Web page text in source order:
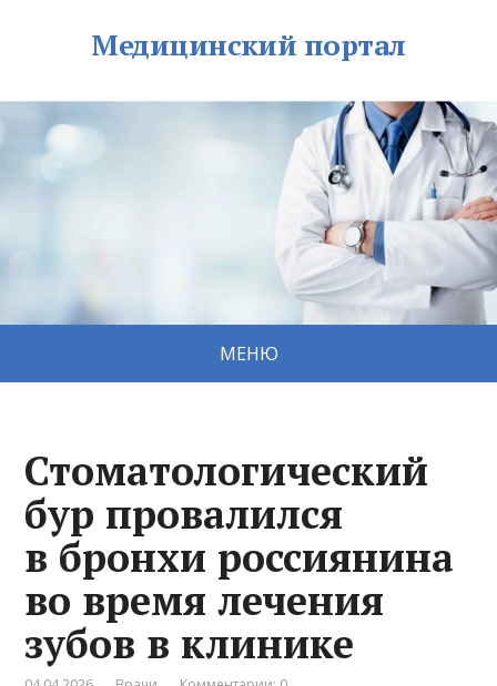
Медицинский портал
МЕНЮ
Стоматологический
бур провалился
в бронхи россиянина
во время лечения
зубов в клинике